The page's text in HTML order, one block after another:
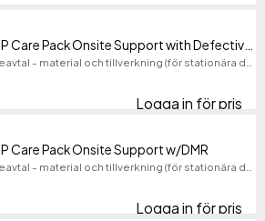
Utökat serviceavtal - material och tillverkning (för stationära datorer) - 4 år - på platsen - 9x5 - svarstid: NBD - för HP Z1 G1i; Workstation Z2 G1a, Z2 G1i
Logga in för pris
Care Pack Onsite Support w/DMR
Utökat serviceavtal - material och tillverkning (för stationära datorer) - 4 år - på platsen - 9x5 - svarstid: NBD - för HP Z1 G1i; Workstation Z2 G1a
Logga in för pris